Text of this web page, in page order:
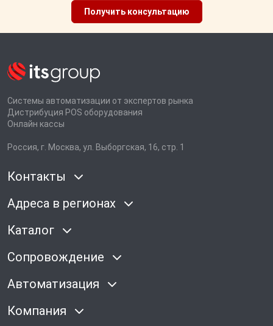
Получить консультацию
Системы автоматизации от экспертов рынка
Дистрибуция POS оборудования
Онлайн кассы
Россия, г. Москва, ул. Выборгская, 16, стр. 1
Контакты
Адреса в регионах
Каталог
Сопровождение
Автоматизация
Компания